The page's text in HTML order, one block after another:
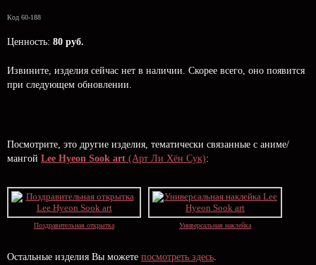
Код 60-188
Ценность: 80 руб.
Извините, изделия сейчас нет в наличии. Скорее всего, оно появится
при следующем обновлении.
Посмотрите, это другие изделия, тематически связанные с аниме/
мангой Lee Hyeon Sook art (Арт Ли Хён Сук):
Поздравительная открытка Универсальная наклейка
Остальные изделия Вы можете посмотреть здесь.